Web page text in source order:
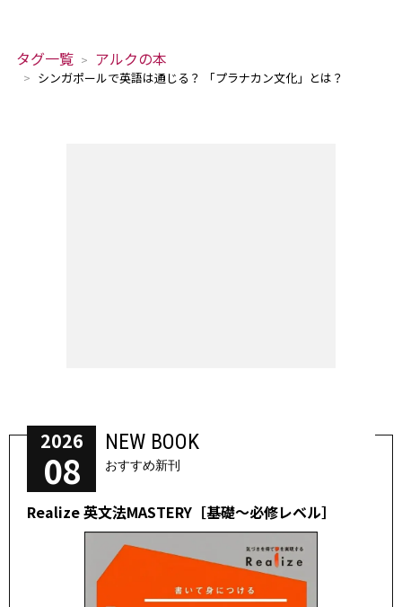
タグ一覧 アルクの本
シンガポールで英語は通じる？ 「プラナカン文化」とは？
2026
08
NEW BOOK
おすすめ新刊
Realize 英文法MASTERY［基礎～必修レベル］